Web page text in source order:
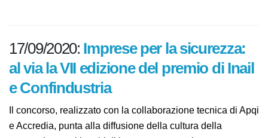
17/09/2020:Imprese per la
sicurezza: al via la VII edizione del
premio di Inail e Confindustria
Il concorso, realizzato con la collaborazione tecnica di
Apqi e Accredia, punta alla diffusione della cultura della